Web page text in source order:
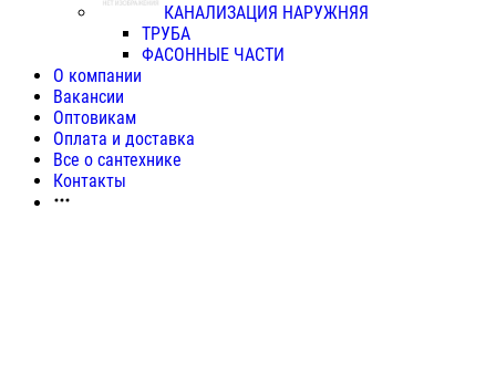
КАНАЛИЗАЦИЯ НАРУЖНЯЯ
ТРУБА
ФАСОННЫЕ ЧАСТИ
О компании
Вакансии
Оптовикам
Оплата и доставка
Все о сантехнике
Контакты